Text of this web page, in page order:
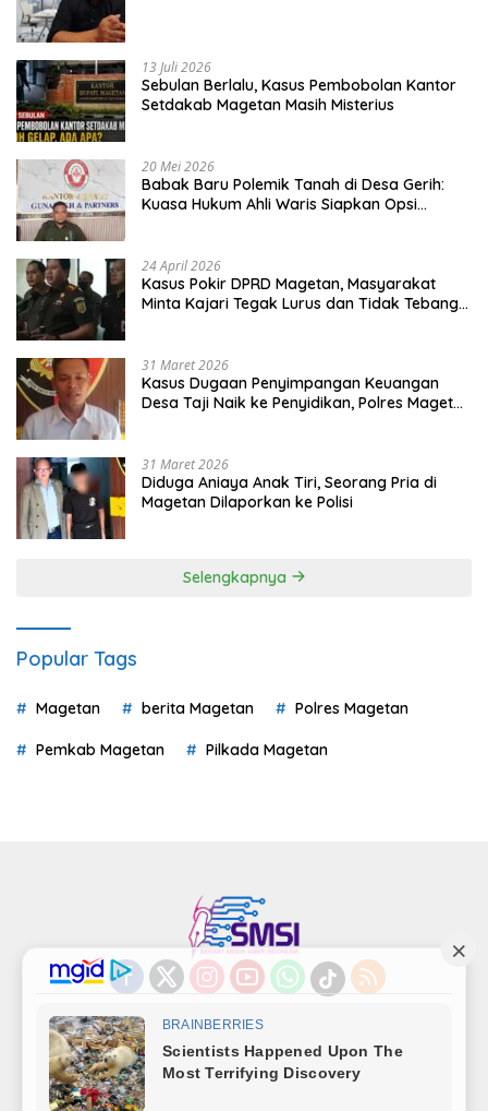
13 Juli 2026
Sebulan Berlalu, Kasus Pembobolan Kantor
Setdakab Magetan Masih Misterius
20 Mei 2026
Babak Baru Polemik Tanah di Desa Gerih:
Kuasa Hukum Ahli Waris Siapkan Opsi
24 April 2026
Kasus Pokir DPRD Magetan, Masyarakat
Minta Kajari Tegak Lurus dan Tidak Tebang
31 Maret 2026
Kasus Dugaan Penyimpangan Keuangan
Desa Taji Naik ke Penyidikan, Polres Magetan
31 Maret 2026
Diduga Aniaya Anak Tiri, Seorang Pria di
Magetan Dilaporkan ke Polisi
Selengkapnya
Popular Tags
Magetan berita Magetan Polres Magetan
Pemkab Magetan Pilkada Magetan
Indeks Kode Etik
Disclaimer
Pedoman Media Siber
Kode Perilaku Perusahaan Pers